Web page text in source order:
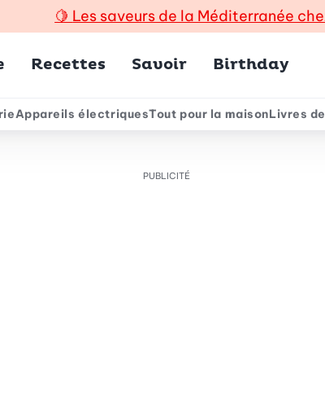
🍋 Les saveurs de la Méditerranée
Recettes Savoir Birthday
Appareils électriquesTout pour la maisonLivres
PUBLICITÉ